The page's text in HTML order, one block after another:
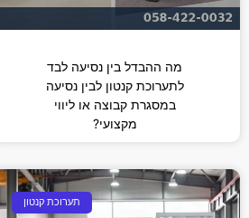
מה ההבדל בין נסיעה לבד
לתערוכת קנטון לבין נסיעה
במסגרת קבוצה או ליווי
מקצועי?
תערוכת קנטון